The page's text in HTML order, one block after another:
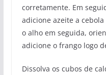
corretamente. Em
adicione azeite a
o alho em seguida,
adicione o frango logo
Dissolva os cubos de